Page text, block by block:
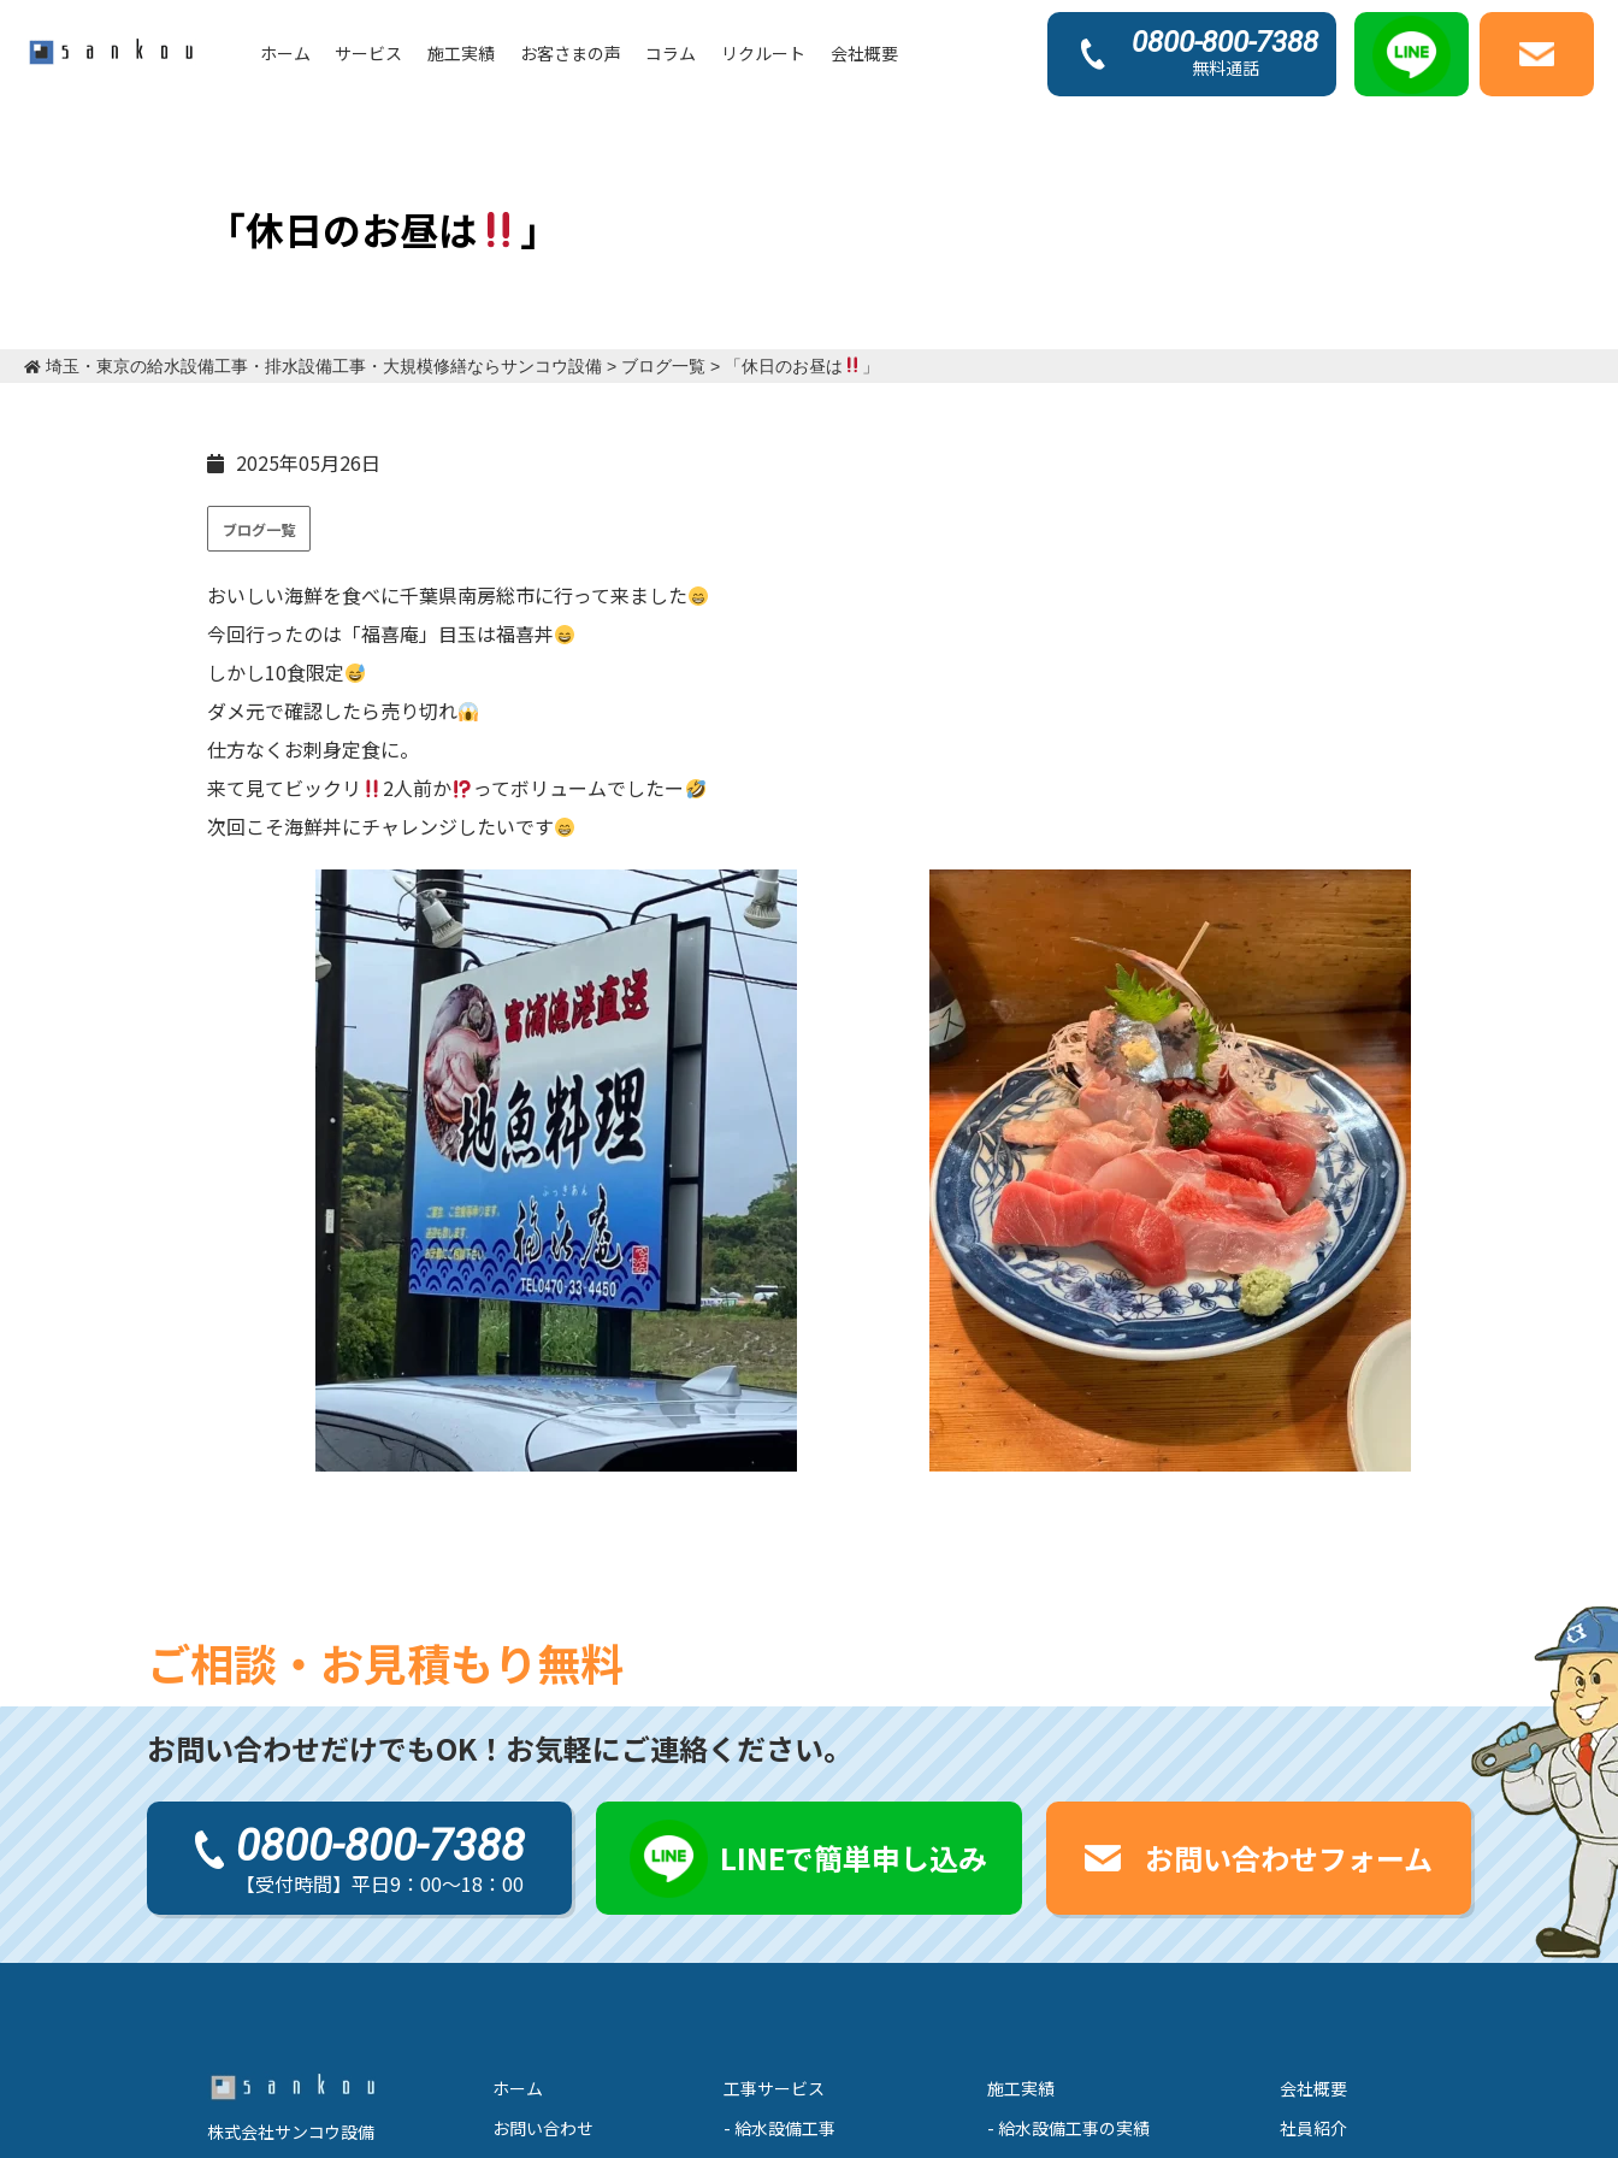
ホーム サービス 施工実績 お客さまの声 コラム リクルート 会社概要 0800-800-7388
無料通話
「休日のお昼は 」
埼玉・東京の給水設備工事・排水設備工事・大規模修繕ならサンコウ設備 > ブログ一覧 > 「休日のお昼は 」
2025年05月26日
ブログ一覧
おいしい海鮮を食べに千葉県南房総市に行って来ました
今回行ったのは「福喜庵」目玉は福喜丼
しかし10食限定
ダメ元で確認したら売り切れ
仕方なくお刺身定食に。
来て見てビックリ
2人前か
ってボリュームでしたー
次回こそ海鮮丼にチャレンジしたいです
ご相談・お見積もり無料
お問い合わせだけでもOK！ お気軽にご連絡ください。
0800-800-7388
【受付時間】平日9：00～18：00
LINEで簡単申し込み お問い合わせフォーム
株式会社サンコウ設備
ホーム
お問い合わせ
工事サービス
- 給水設備工事
施工実績
- 給水設備工事の実績
会社概要
社員紹介